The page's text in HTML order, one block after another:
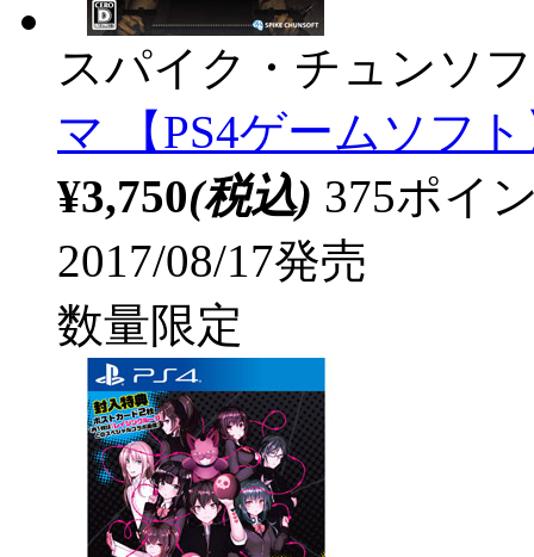
スパイク・チュンソ
マ 【PS4ゲームソフ
¥3,750(税込) 375ポイ
2017/08/17発売
数量限定